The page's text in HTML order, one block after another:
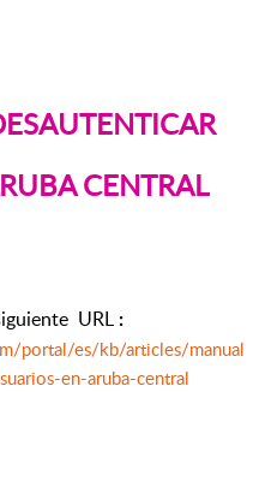
CENTRAL
URL :
portal/es/kb/articles/manual
en-aruba-central